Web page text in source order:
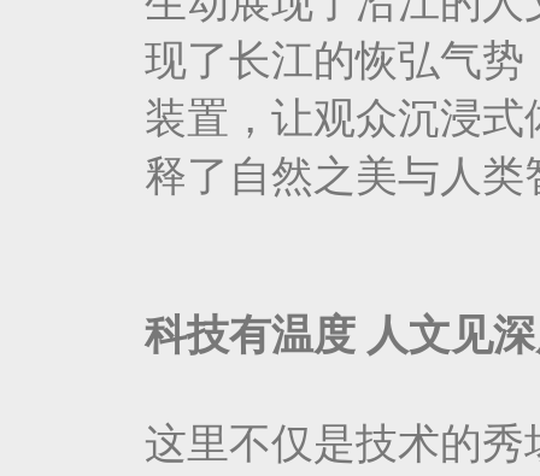
现了长江的恢弘气势
装置，让观众沉浸
释了自然之美与人
科技有温度 人文见
这里不仅是技术的